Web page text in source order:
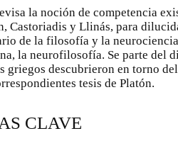
la noción de competencia
Castoriadis y Llinás, para
de la filosofía y la
la neurofilosofía. Se parte del
griegos descubrieron en torno
tesis de Platón.
CLAVE